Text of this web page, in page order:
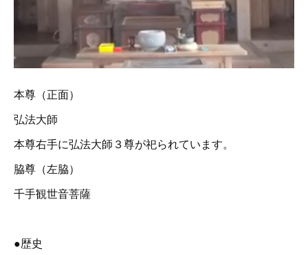
本尊（正面）
弘法大師
本尊右手に弘法大師３尊が祀られています。
脇尊（左脇）
千手観世音菩薩
●歴史